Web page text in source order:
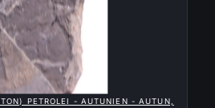
PETROLEI - AUTUNIEN - AUTUN,